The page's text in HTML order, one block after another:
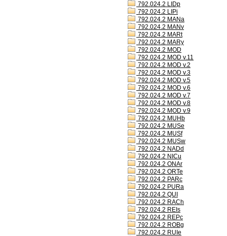
792.024.2 LIDp
792.024.2 LIPi
792.024.2 MANa
792.024.2 MANv
792.024.2 MARt
792.024.2 MARy
792.024.2 MOD
792.024.2 MOD v.11
792.024.2 MOD v.2
792.024.2 MOD v.3
792.024.2 MOD v.5
792.024.2 MOD v.6
792.024.2 MOD v.7
792.024.2 MOD v.8
792.024.2 MOD v.9
792.024.2 MUHb
792.024.2 MUSe
792.024.2 MUSf
792.024.2 MUSw
792.024.2 NADd
792.024.2 NICu
792.024.2 ONAr
792.024.2 ORTe
792.024.2 PARc
792.024.2 PURa
792.024.2 QUI
792.024.2 RACh
792.024.2 REIs
792.024.2 REPc
792.024.2 ROBg
792.024.2 RUIe